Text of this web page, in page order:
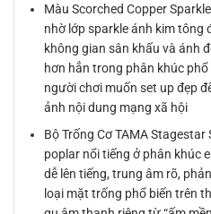
Màu Scorched Copper
nhờ lớp sparkle ánh kim tông
không gian sân khấu và ánh
hơn hẳn trong phân khúc
người chơi muốn set up đẹp
ảnh nội dung mạng xã hội
Bộ Trống Cơ TAMA Stagestar
poplar nổi tiếng ở phân khúc
dễ lên tiếng, trung âm rõ,
loại mặt trống phổ biến trên